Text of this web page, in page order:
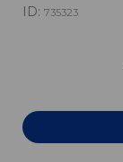
ID: 735323